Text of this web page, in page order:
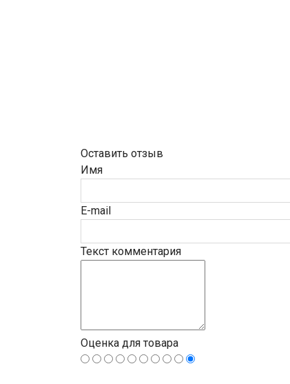
Оставить отзыв
Имя
E-mail
Текст комментария
Оценка для товара